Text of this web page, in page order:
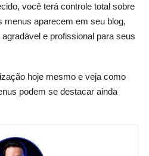
você terá controle total sobre
aparecem em seu blog,
e profissional para seus
hoje mesmo e veja como
podem se destacar ainda